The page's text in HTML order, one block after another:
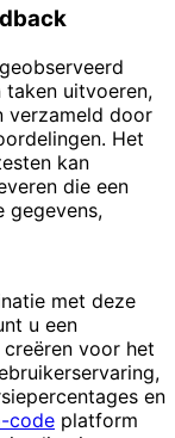
uitvoeren,
verzameld door
Het
kan
die een
gegevens,
met deze
u een
voor het
en
code platform